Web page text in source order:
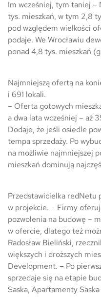
Im wcześniej, tym taniej –
tys. mieszkań, w tym 2,8
pod względem wielkości
podaje. We Wrocławiu
ponad 4,8 tys. mieszkań
Najmniejszą ofertą na
i 691 lokali.
– Oferta gotowych
a dwa lata wcześniej – aż
Dodaje, że jeśli osiedle
tempa sprzedaży. Po
na możliwie najmniejszej
mieszkań dominują
Przedstawicielka redNetu
w projekcie. – Firmy
pozwolenia na budowę –
w ofercie, dlatego też
Radosław Bieliński,
większych i droższych
Development. – Po
sprzedaje się na etapie
Saska, Apartamenty
Skwer Witosa